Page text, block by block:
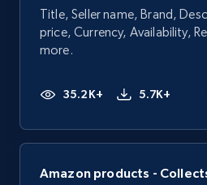
Title, Seller name, Brand,
price, Currency, Availability,
more.
35.2K+ 5.7K+
Amazon products -